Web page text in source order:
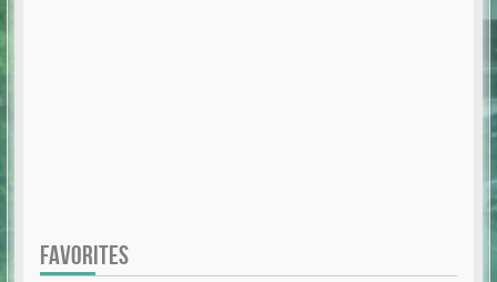
FAVORITES